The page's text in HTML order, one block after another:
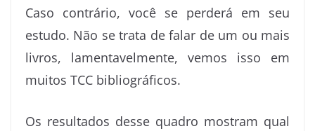
Caso contrário, você se perderá em seu
estudo. Não se trata de falar de um ou mais
livros, lamentavelmente, vemos isso em
muitos TCC bibliográficos.
Os resultados desse quadro mostram qual